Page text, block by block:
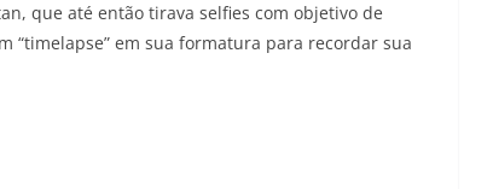
que até então tirava selfies com objetivo de
“timelapse” em sua formatura para recordar sua